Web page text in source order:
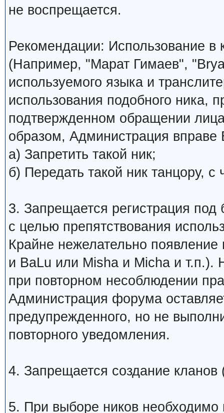
не воспрещается.
Рекомендации: Использование в
(Например, "Марат Гимаев",
используемого языка и
использования подобного ника,
подтвержденном обращении
образом, Администрация
а) Запретить такой ник;
б) Передать такой ник танцору,
3. Запрещается регистрация
с целью препятствования
Крайне нежелательно
и BaLu или Misha и Micha и т.п.).
при повторном несоблюдении
Администрация форума
предупрежденного, но не
повторного уведомления.
4. Запрещается создание
5. При выборе ников необходимо